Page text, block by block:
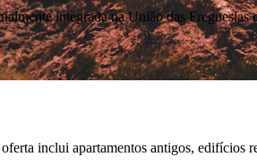
integrada na União das
inclui apartamentos antigos, edifícios